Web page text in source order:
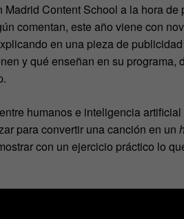
Content School a la hora de
comentan, este año viene con
en una pieza de
y qué enseñan en su programa,
humanos e inteligencia
para convertir una canción en un
con un ejercicio práctico lo